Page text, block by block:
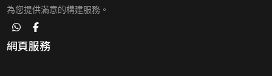
為您提供滿意的構建服務。
網頁服務